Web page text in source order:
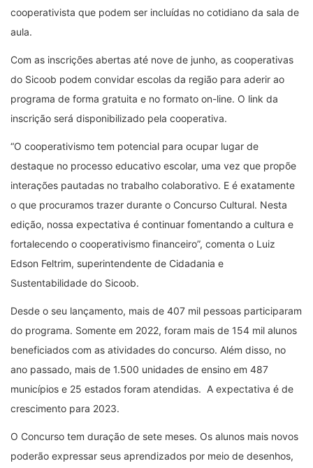
cooperativista que podem ser incluídas no cotidiano da sala de
aula.
Com as inscrições abertas até nove de junho, as cooperativas
do Sicoob podem convidar escolas da região para aderir ao
programa de forma gratuita e no formato on-line. O link da
inscrição será disponibilizado pela cooperativa.
“O cooperativismo tem potencial para ocupar lugar de
destaque no processo educativo escolar, uma vez que propõe
interações pautadas no trabalho colaborativo. E é exatamente
o que procuramos trazer durante o Concurso Cultural. Nesta
edição, nossa expectativa é continuar fomentando a cultura e
fortalecendo o cooperativismo financeiro”, comenta o Luiz
Edson Feltrim, superintendente de Cidadania e
Sustentabilidade do Sicoob.
Desde o seu lançamento, mais de 407 mil pessoas participaram
do programa. Somente em 2022, foram mais de 154 mil alunos
beneficiados com as atividades do concurso. Além disso, no
ano passado, mais de 1.500 unidades de ensino em 487
municípios e 25 estados foram atendidas. A expectativa é de
crescimento para 2023.
O Concurso tem duração de sete meses. Os alunos mais novos
poderão expressar seus aprendizados por meio de desenhos,